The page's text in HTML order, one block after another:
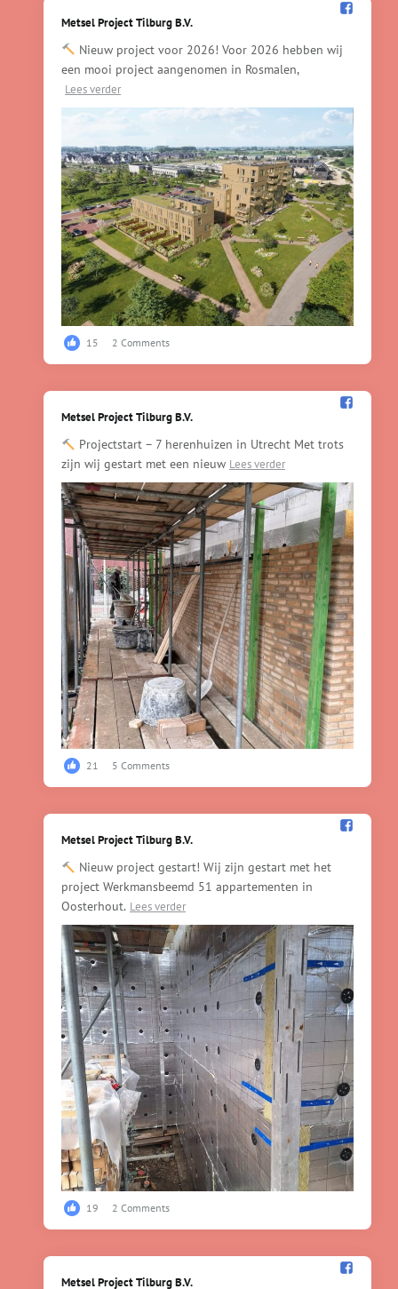
Metsel Project Tilburg B.V.️
Nieuw project voor 2026! Voor 2026 hebben wij
een mooi project aangenomen in Rosmalen,
Lees verder
15 2 Comments
Metsel Project Tilburg B.V.️
Projectstart – 7 herenhuizen in Utrecht Met trots
zijn wij gestart met een nieuw Lees verder
21 5 Comments
Metsel Project Tilburg B.V.️
Nieuw project gestart! Wij zijn gestart met het
project Werkmansbeemd 51 appartementen in
Oosterhout. Lees verder
19 2 Comments
Metsel Project Tilburg B.V.️